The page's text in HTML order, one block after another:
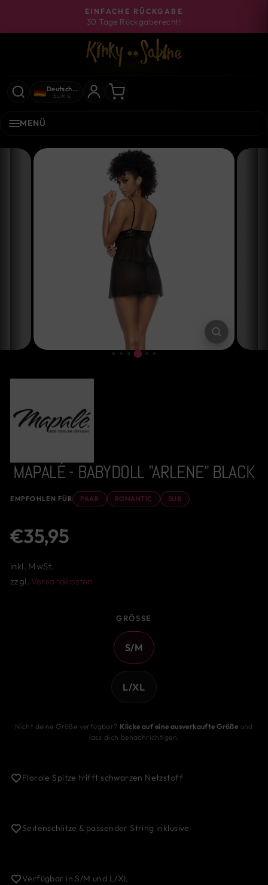
Inhalt
Pause
Diashow
EINFACHE RÜCKGABE
30 Tage Rückgaberecht!
Deutschland
EUR €
MENÜ
ESC)
MAPALÉ - BABYDOLL "ARLENE" BLACK
EMPFOHLEN FÜR PAAR ROMANTIC SUB
€35,95
inkl. MwSt.
zzgl. Versandkosten
GRÖSSE
S/M
L/XL
Nicht deine Größe verfügbar? Klicke auf eine ausverkaufte Größe und
lass dich benachrichtigen.
Florale Spitze trifft schwarzen Netzstoff
Seitenschlitze & passender String inklusive
Verfügbar in S/M und L/XL